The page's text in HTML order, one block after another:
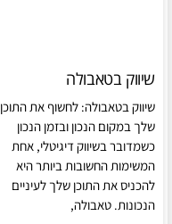
שיווק בטאבולה
שיווק בטאבולה: לחשוף את התוכן
שלך במקום הנכון ובזמן הנכון
כשמדובר בשיווק דיגיטלי, אחת
המשימות החשובות ביותר היא
להכניס את התוכן שלך לעיניים
הנכונות. טאבולה,